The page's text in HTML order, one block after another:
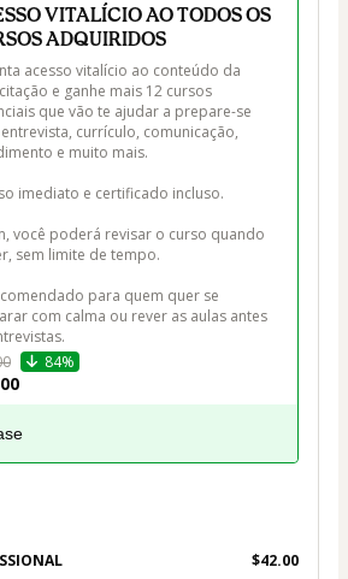
VITALÍCIO AO TODOS OS
ADQUIRIDOS
acesso vitalício ao conteúdo da
e ganhe mais 12 cursos
que vão te ajudar a prepare-se
currículo, comunicação,
e muito mais.
imediato e certificado incluso.
você poderá revisar o curso quando
sem limite de tempo.
para quem quer se
com calma ou rever as aulas antes
84%
$42.00